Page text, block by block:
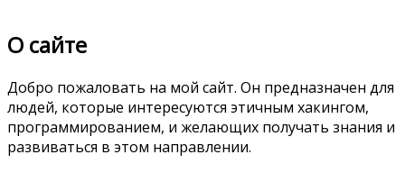
О сайте
Добро пожаловать на мой сайт. Он предназначен для
людей, которые интересуются этичным хакингом,
программированием, и желающих получать знания и
развиваться в этом направлении.